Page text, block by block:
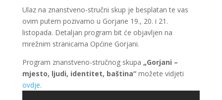
Ulaz na znanstveno-stručni skup je besplatan te vas
ovim putem pozivamo u Gorjane 19., 20. i 21.
listopada. Detaljan program bit će objavljen na
mrežnim stranicama Općine Gorjani.
Program znanstveno-stručnog skupa „Gorjani –
mjesto, ljudi, identitet, baština“možete vidjeti
ovdje.